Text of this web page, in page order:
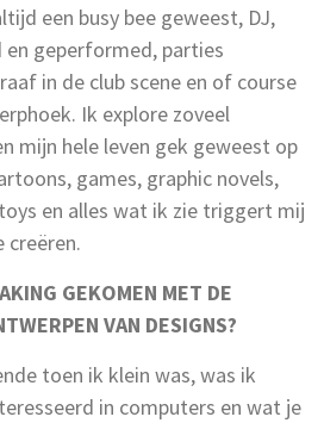
een busy bee geweest, DJ,
geperformed, parties
in de club scene en of course
Ik explore zoveel
mijn hele leven gek geweest op
games, graphic novels,
en alles wat ik zie triggert mij
GEKOMEN MET DE
VAN DESIGNS?
toen ik klein was, was ik
in computers en wat je